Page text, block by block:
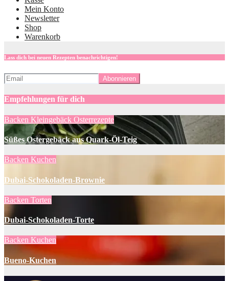
Mein Konto
Newsletter
Shop
Warenkorb
Lass dich bei neuen Rezepten benachrichtigen!
Empfehlungen für dich
Backen Kleingebäck Osterrezepte
Süßes Ostergebäck aus Quark-Öl-Teig
Backen Kuchen
Dubai-Schokoladen-Brownie
Backen Torten
Dubai-Schokoladen-Torte
Backen Kuchen
Bueno-Kuchen